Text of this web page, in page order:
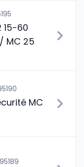
15-60
MC 25
MC